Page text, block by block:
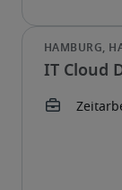
IT Cloud